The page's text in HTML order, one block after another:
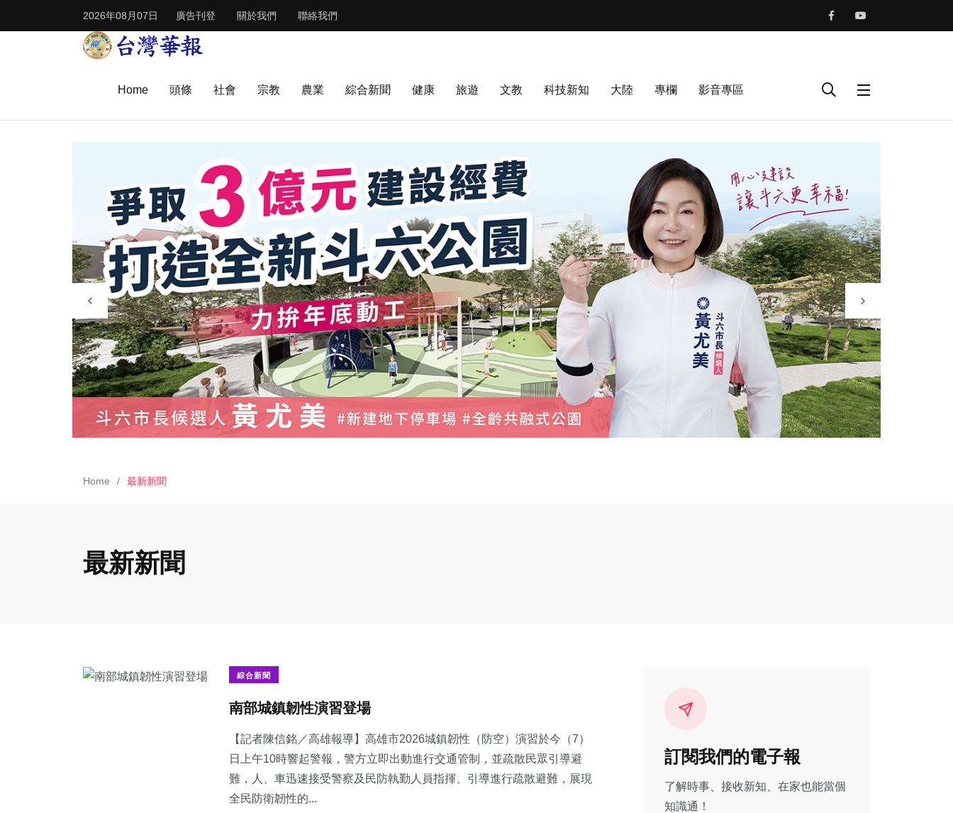
2026年08月07日 廣告刊登 關於我們 聯絡我們
Home 頭條 社會 宗教 農業 綜合新聞 健康 旅遊 文教 科技新知 大陸 專欄 影音專區
Home 最新新聞
最新新聞
綜合新聞
南部城鎮韌性演習登場
【記者陳信銘／高雄報導】高雄市2026城鎮韌性（防空）演習於今（7）
日上午10時響起警報，警方立即出動進行交通管制，並疏散民眾引導避
難，人、車迅速接受警察及民防執勤人員指揮、引導進行疏散避難，展現
全民防衛韌性的...
訂閱我們的電子報
了解時事、接收新知、在家也能當個
知識通！